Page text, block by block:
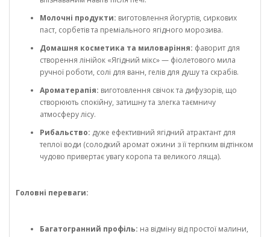
Молочні продукти: виготовлення йогуртів, сиркових
паст, сорбетів та преміального ягідного морозива.
Домашня косметика та миловаріння: фаворит для
створення лінійок «Ягідний мікс» — фіолетового мила
ручної роботи, солі для ванн, гелів для душу та скрабів.
Ароматерапія: виготовлення свічок та дифузорів, що
створюють спокійну, затишну та злегка таємничу
атмосферу лісу.
Рибальство: дуже ефективний ягідний атрактант для
теплої води (солодкий аромат ожини з її терпким відтінком
чудово привертає увагу коропа та великого ляща).
Головні переваги:
Багатогранний профіль: на відміну від простої малини,